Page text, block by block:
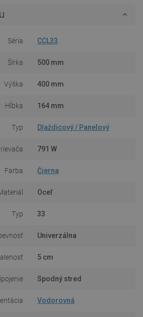
Séria CCL33
Šírka 500 mm
Výška 400 mm
Hĺbka 164 mm
Typ Dlaždicový / Panelový
791 W
Farba Čierna
Oceľ
Typ 33
Univerzálna
5 cm
Spodný stred
Vodorovná